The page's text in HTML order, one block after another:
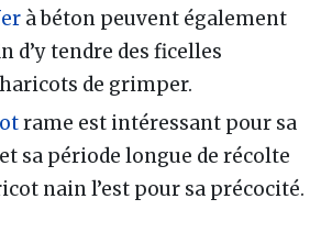
à béton peuvent également
d’y tendre des ficelles
de grimper.
rame est intéressant pour sa
sa période longue de récolte
nain l’est pour sa précocité.